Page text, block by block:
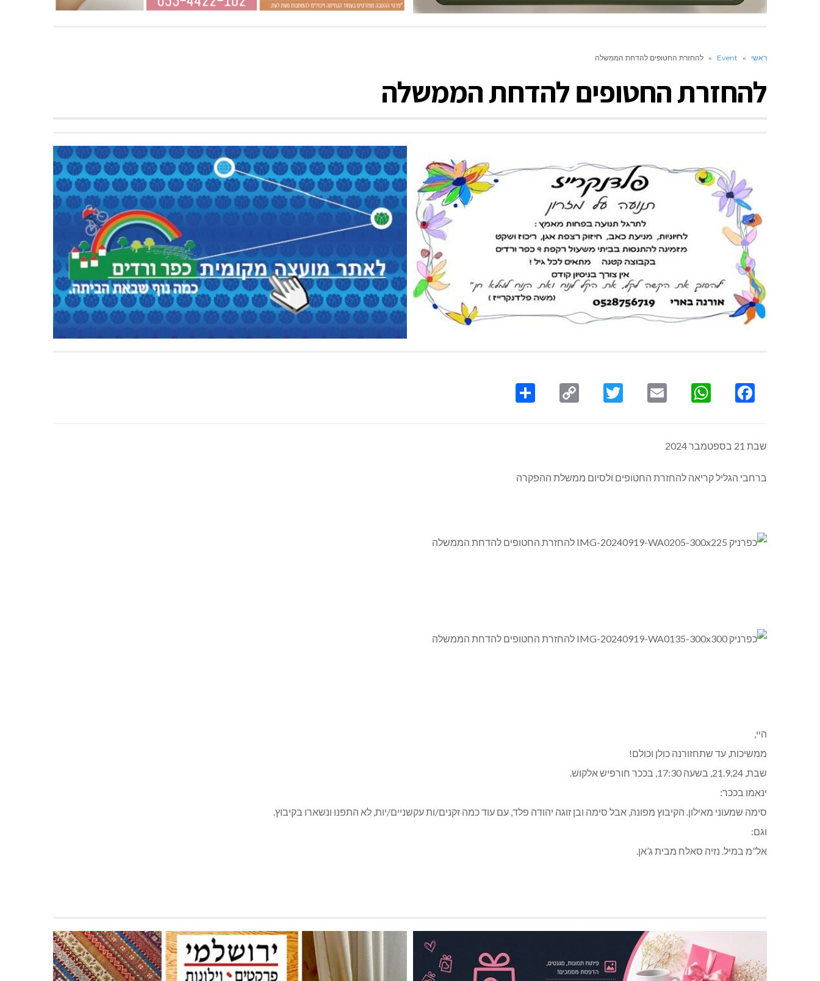
ראשי »
Event
» להחזרת החטופים להדחת הממשלה
להחזרת החטופים להדחת הממשלה
Facebook
WhatsApp
Email
Twitter
Copy
שבת 21 בספטמבר 2024
ברחבי הגליל קריאה להחזרת החטופים ולסיום ממשלת ההפקרה
היי,
ממשיכות, עד שתחזורנה כולן וכולם!
שבת, 21.9.24, בשעה 17:30, בככר חורפיש אלקוש.
ינאמו בככר:
סימה שמעוני מאילון. הקיבוץ מפונה, אבל סימה ובן זוגה יהודה פלד, עם עוד כמה זקנים/ות עקשניים/יות, לא התפנו ונשארו בקיבוץ.
וגם:
אל”מ במיל. נזיה סאלח מבית ג’אן.